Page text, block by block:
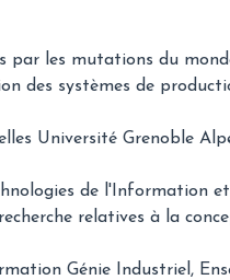
par les mutations du
des systèmes de
Université Grenoble
de l'Information
relatives à la
Génie Industriel,